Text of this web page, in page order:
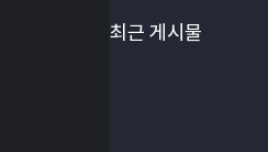
최근 게시물